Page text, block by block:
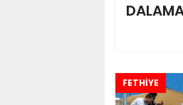
FETHİYE